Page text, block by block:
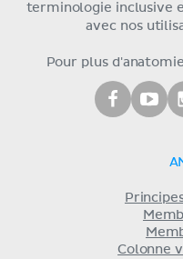
terminologie inclusive
avec nos
Pour plus
Colonne